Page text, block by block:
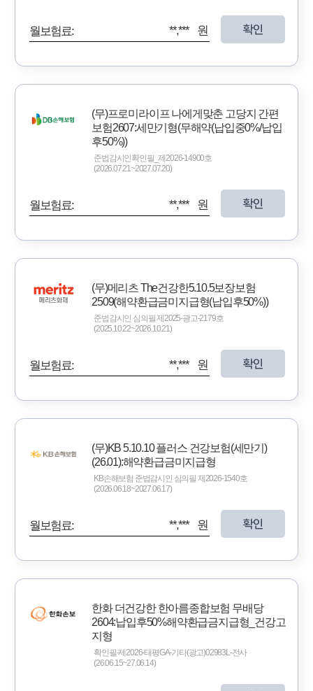
월보험료: **,*** 원 확인
(무)프로미라이프 나에게맞춘 고당지 간편
보험2607:세만기형(무해약(납입중0%/납입
후50%))
준법감시인확인필_제2026-14900호
(2026.07.21~2027.07.20)
월보험료: **,*** 원 확인
(무)메리츠 The건강한5.10.5보장보험
2509(해약환급금미지급형(납입후50%))
준법감시인 심의필 제2025-광고-2179호
(2025.10.22~2026.10.21)
월보험료: **,*** 원 확인
(무)KB 5.10.10 플러스 건강보험(세만기)
(26.01):해약환급금미지급형
KB손해보험 준법감시인 심의필 제2026-1540호
(2026.06.18~2027.06.17)
월보험료: **,*** 원 확인
한화 더건강한 한아름종합보험 무배당
2604:납입후50%해약환급금지급형_건강고
지형
확인필-제2026-태평GA-기타(광고)02983L-전사
(26.06.15~27.06.14)